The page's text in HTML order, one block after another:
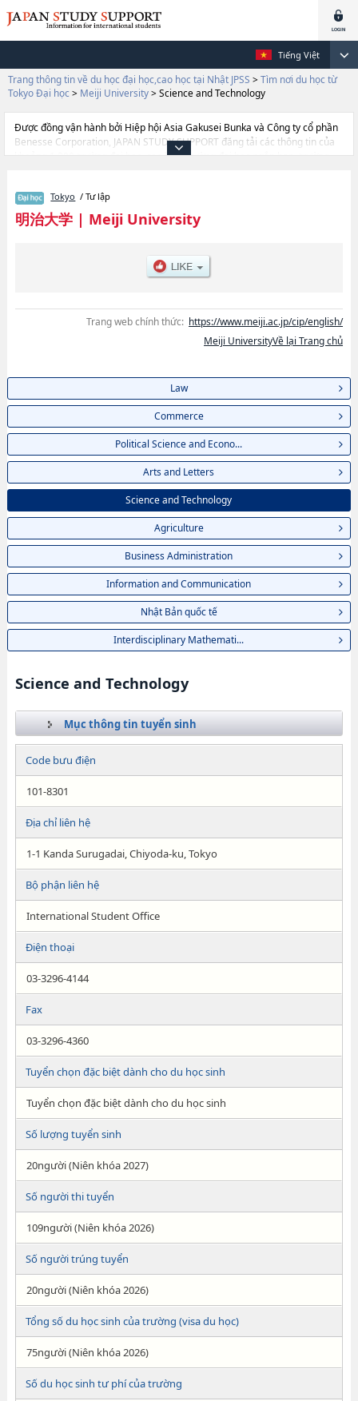
Tiếng Việt
Trang thông tin về du học đại học,cao học tại Nhật JPSS > Tìm nơi du học từ
Tokyo Đại học > Meiji University> Science and Technology
Được đồng vận hành bởi Hiệp hội Asia Gakusei Bunka và Công ty cổ phần
Benesse Corporation, JAPAN STUDY SUPPORT đăng tải các thông tin của
khoảng 1.300 trường đại học, cao học, trường đại học ngắn hạn, trường
thiết dành cho du học sinh, như là về các Ngành LawhoặcNgành
CommercehoặcNgành Political Science and EconomicshoặcNgành Arts
and LettershoặcNgành Science and TechnologyhoặcNgành
and CommunicationhoặcNgành Nhật Bản quốc tếhoặcNgành
Interdisciplinary Mathematical Sciences, thông tin về từng ngành học,
Tokyo / Tư lập
明治大学| Meiji University
Trang web chính thức: https://www.meiji.ac.jp/cip/english/
Meiji UniversityVề lại Trang chủ
Law
Commerce
Political Science and Econo...
Arts and Letters
Science and Technology
Agriculture
Business Administration
Information and Communication
Nhật Bản quốc tế
Interdisciplinary Mathemati...
Science and Technology
Mục thông tin tuyển sinh
Code bưu điện
101-8301
Địa chỉ liên hệ
1-1 Kanda Surugadai, Chiyoda-ku, Tokyo
Bộ phận liên hệ
International Student Office
Điện thoại
03-3296-4144
Fax
03-3296-4360
Tuyển chọn đặc biệt dành cho du học sinh
Tuyển chọn đặc biệt dành cho du học sinh
Số lượng tuyển sinh
20người (Niên khóa 2027)
Số người thi tuyển
109người (Niên khóa 2026)
Số người trúng tuyển
20người (Niên khóa 2026)
Tổng số du học sinh của trường (visa du học)
75người (Niên khóa 2026)
Số du học sinh tư phí của trường